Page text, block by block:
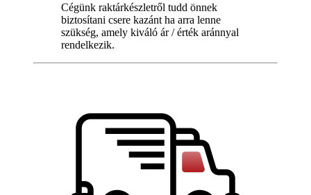
Cégünk raktárkészletről tudd önnek
biztosítani csere kazánt ha arra lenne
szükség, amely kiváló ár / érték aránnyal
rendelkezik.